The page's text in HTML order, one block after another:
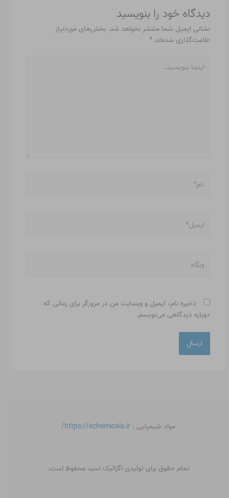
دیدگاه‌ خود را بنویسید
نشانی ایمیل شما منتشر نخواهد شد. بخش‌های موردنیاز
علامت‌گذاری شده‌اند *
بنویسید…
وبگاه
ذخیره نام، ایمیل و وبسایت من در مرورگر برای زمانی که
دوباره دیدگاهی می‌نویسم.
مواد شیمیایی : https://echemicals.ir/
تمام حقوق برای تولیدی اگزالیک اسید محفوظ است.